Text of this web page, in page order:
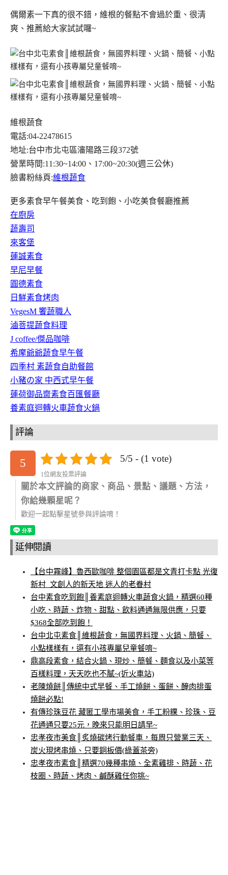
偶爾素一下真的很不錯，維根的餐點不會過於重、很清
爽、推薦給大家試試囉~
維根蔬食
電話:04-22478615
地址:台中市北屯區瀋陽路三段372號
營業時間:11:30~14:00、17:00~20:30(週三公休)
臉書粉絲頁:維根蔬食
更多素食早午餐美食、吃到飽、小吃美食餐廳推薦
在廚房
蔬壽司
來客堡
蓮誠素食
早尼早餐
圓德素食
日鮮素食烤肉
VegesM 饗蔬職人
滷菩提蔬食料理
J coffee/傑品咖啡
希摩爺爺蔬食早午餐
四季村 素蔬食自助餐館
小豬の家 中西式早午餐
蓮荷御品齋素食百匯餐廳
養素庭迴轉火車蔬食火鍋
評論
5 5/5 - (1 vote)
1位網友投票評論
關於本文評論的商家、商品、景點、議題、方法，
你給幾顆星呢？
歡迎一起點擊星號參與評論唷！
延伸閱讀
【台中霧峰】魯西歐咖啡 整個園區都是文青打卡點 光復
新村_文創人的新天地 迷人的老眷村
台中素食吃到飽║養素庭迴轉火車蔬食火鍋，精選60種
小吃、時蔬、炸物、甜點、飲料通通無限供應，只要
$368全部吃到飽！
台中北屯素食║維根蔬食，無國界料理、火鍋、簡餐、
小點樣樣有，還有小孩專屬兒童餐唷~
鼎高段素食，結合火鍋、現炒、簡餐、麵食以及小菜等
百樣料理，天天吃也不膩~(近火車站)
老陳燒餅║傳統中式早餐、手工燒餅、蛋餅、醃肉排蛋
燒餅必點!
有傳珍珠豆花 藏匿工學市場美食，手工粉粿、珍珠、豆
花通通只要25元，晚來只能明日請早~
忠孝夜市美食║炙燒碳烤行動餐車，每周只營業三天、
炭火現烤串燒、只要銅板價(綠蓋茶旁)
忠孝夜市素食║精選70幾種串燒、全素雞排、時蔬、花
枝圈、時蔬、烤肉、鹹酥雞任你挑~